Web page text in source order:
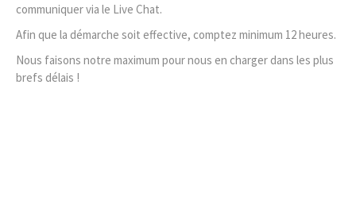
communiquer via le Live Chat.
Afin que la démarche soit effective, comptez minimum 12 heures.
Nous faisons notre maximum pour nous en charger dans les plus
brefs délais !